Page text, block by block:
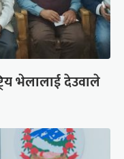
भेलालाई देउवाले